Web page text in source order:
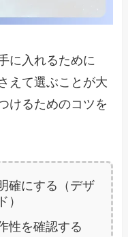
に入れるために
えて選ぶことが大
けるためのコツを
確にする（デザ
）
性を確認する